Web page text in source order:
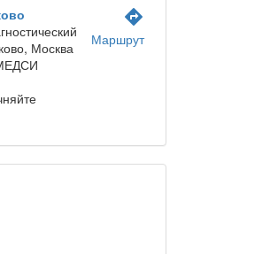
Москва
directions
Маршрут